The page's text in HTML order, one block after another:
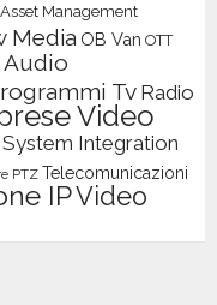
Management
Media OB Van OTT
TvRadio
Video
System Integration
PTZ Telecomunicazioni
IPVideo